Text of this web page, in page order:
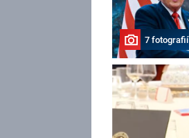
7 fotografií